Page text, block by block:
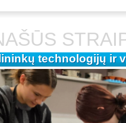
technologijų ir